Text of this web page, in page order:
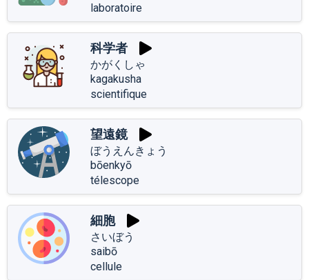
laboratoire
科学者
かがくしゃ
kagakusha
scientifique
望遠鏡
ぼうえんきょう
bōenkyō
télescope
細胞
さいぼう
saibō
cellule